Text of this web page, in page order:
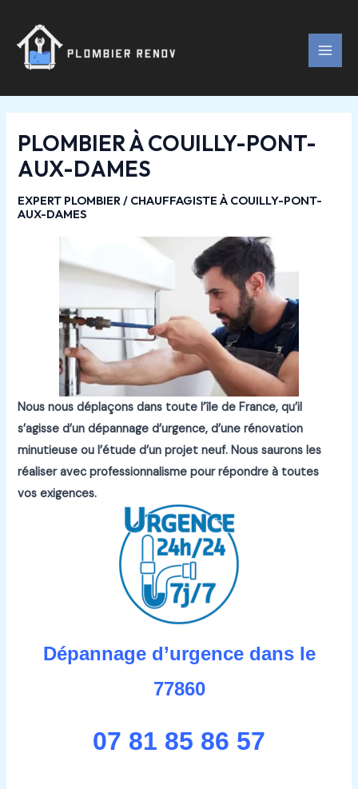
contenu
PLOMBIER À COUILLY-PONT-
AUX-DAMES
EXPERT PLOMBIER / CHAUFFAGISTE À COUILLY-PONT-
AUX-DAMES
Nous nous déplaçons dans toute l’île de France, qu’il
s’agisse d’un dépannage d’urgence, d’une rénovation
minutieuse ou l’étude d’un projet neuf.Nous saurons les
réaliser avec professionnalisme pour répondre à toutes
vos exigences.
Dépannage d’urgence dans le
77860
07 81 85 86 57
articles